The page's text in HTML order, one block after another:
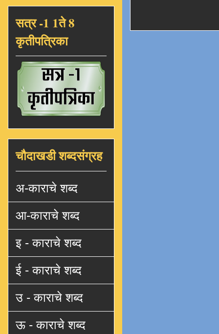
सत्र -1 1ते 8
कृतीपत्रिका
चौदाखडी शब्दसंग्रह
अ-काराचे शब्द
आ-काराचे शब्द
इ - काराचे शब्द
ई - काराचे शब्द
उ - काराचे शब्द
ऊ - काराचे शब्द